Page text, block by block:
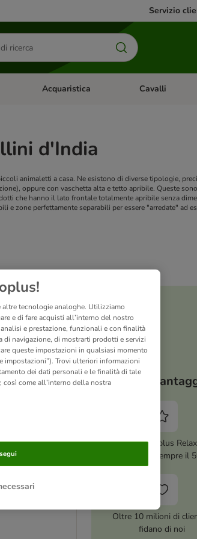
Servizio
Piccoli animali
Apri Menu Categoria: Uccelli
Acquaristica Apri Menu
Cavalli
d'India
animaletti a casa. Ne esistono di diverse tipologie,
oppure con vaschetta alta e tetto apribile. Queste
che hanno il lato frontale totalmente apribile senza
e zone perfettamente separabili per essere "arredate" ad
Maxi XXL -
I tuoi
Attiva zooplus
risparmia sempre il
Oltre 10 milioni di
fidano di noi
tecnologie analoghe. Utilizziamo
e di fare acquisti all’interno del nostro
e prestazione, funzionali e con finalità
navigazione, di mostrarti prodotti e servizi
queste impostazioni in qualsiasi momento
impostazioni”). Trovi ulteriori informazioni
dei dati personali e le finalità di tale
come all’interno della nostra